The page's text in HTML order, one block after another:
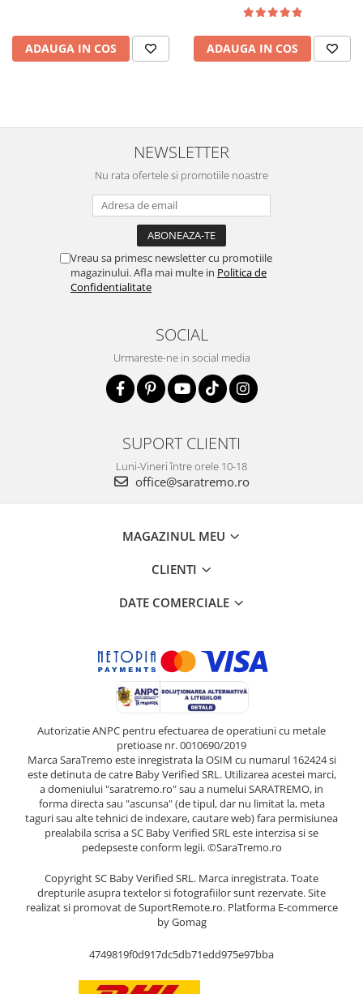
ADAUGA IN COS ADAUGA IN COS
NEWSLETTER
Nu rata ofertele si promotiile noastre
Vreau sa primesc newsletter cu promotiile
magazinului. Afla mai multe in Politica de
Confidentialitate
SOCIAL
Urmareste-ne in social media
SUPORT CLIENTI
Luni-Vineri între orele 10-18
office@saratremo.ro
MAGAZINUL MEU
CLIENTI
DATE COMERCIALE
Autorizatie ANPC pentru efectuarea de operatiuni cu metale
pretioase nr. 0010690/2019
Marca SaraTremo este inregistrata la OSIM cu numarul 162424 si
este detinuta de catre Baby Verified SRL. Utilizarea acestei marci,
a domeniului "saratremo.ro" sau a numelui SARATREMO, in
forma directa sau "ascunsa" (de tipul, dar nu limitat la, meta
taguri sau alte tehnici de indexare, cautare web) fara permisiunea
prealabila scrisa a SC Baby Verified SRL este interzisa si se
pedepseste conform legii. ©SaraTremo.ro
Copyright SC Baby Verified SRL. Marca inregistrata. Toate
drepturile asupra textelor si fotografiilor sunt rezervate. Site
realizat si promovat de SuportRemote.ro. Platforma E-commerce
by Gomag
4749819f0d917dc5db71edd975e97bba